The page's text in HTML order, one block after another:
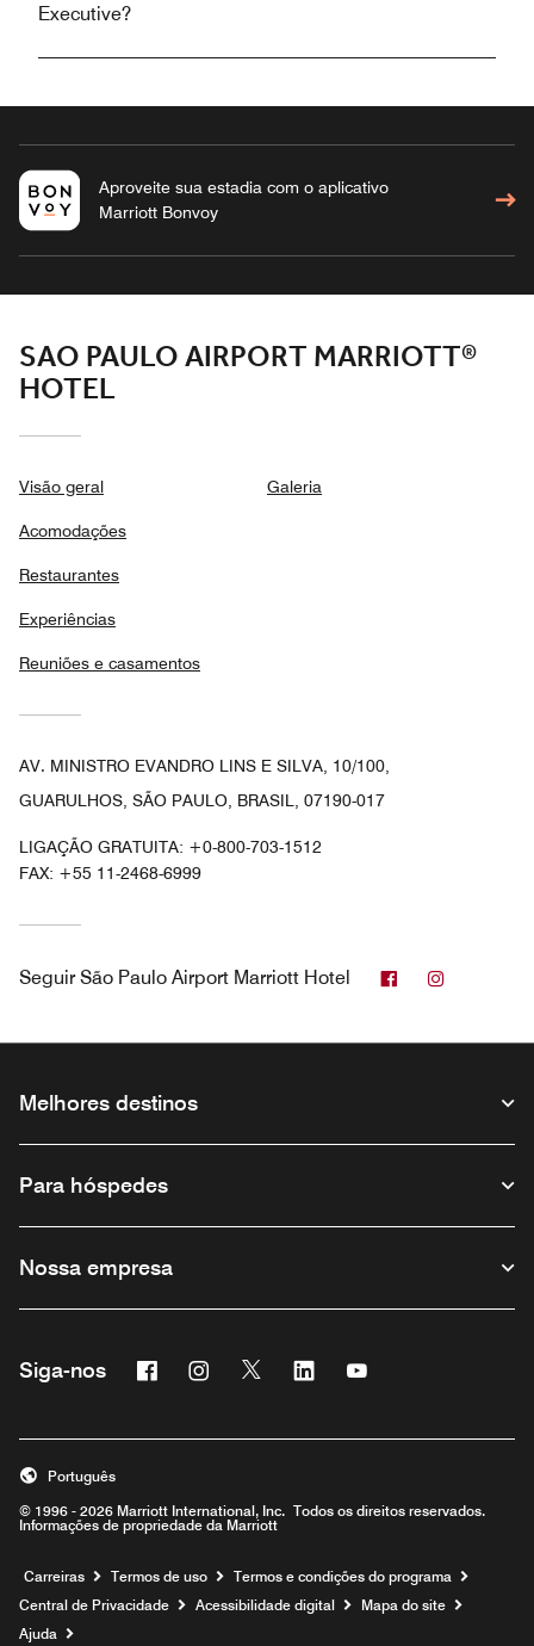
Executive?
Aproveite sua estadia com o aplicativo
Marriott Bonvoy
SAO PAULO AIRPORT MARRIOTT®
HOTEL
Visão geral
Acomodações
Restaurantes
Experiências
Reuniões e casamentos
Galeria
AV. MINISTRO EVANDRO LINS E SILVA, 10/100,
GUARULHOS, SÃO PAULO, BRASIL, 07190-017
LIGAÇÃO GRATUITA: +0-800-703-1512
FAX: +55 11-2468-6999
Seguir São Paulo Airport Marriott Hotel Facebook
Melhores destinos
Para hóspedes
Nossa empresa
Siga-nos FacebookInstagram
Twitter Linkedin
© 1996 - 2026 Marriott International, Inc. Todos os direitos reservados.
Informações de propriedade da Marriott
Português
Carreiras Termos de uso
Termos e condições do programa
Central de Privacidade
Acessibilidade digital
Mapa do site
Ajuda